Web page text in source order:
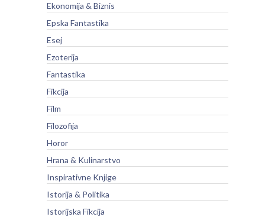
Ekonomija & Biznis
Epska Fantastika
Esej
Ezoterija
Fantastika
Fikcija
Film
Filozofija
Horor
Hrana & Kulinarstvo
Inspirativne Knjige
Istorija & Politika
Istorijska Fikcija